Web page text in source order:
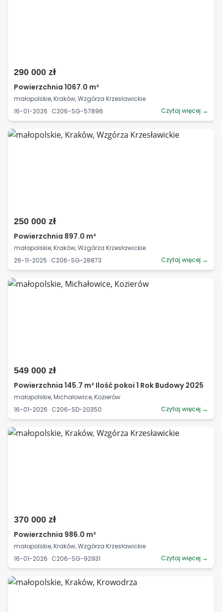
290 000 zł
Powierzchnia 1067.0 m²
małopolskie, Kraków, Wzgórza Krzesławickie
16-01-2026 · C206-SG-57896
Czytaj więcej →
250 000 zł
Powierzchnia 897.0 m²
małopolskie, Kraków, Wzgórza Krzesławickie
26-11-2025 · C206-SG-28873
Czytaj więcej →
549 000 zł
Powierzchnia 145.7 m² Ilość pokoi 1 Rok Budowy 2025
małopolskie, Michałowice, Kozierów
16-01-2026 · C206-SD-20350
Czytaj więcej →
370 000 zł
Powierzchnia 986.0 m²
małopolskie, Kraków, Wzgórza Krzesławickie
16-01-2026 · C206-SG-92931
Czytaj więcej →